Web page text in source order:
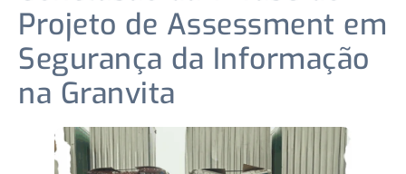
Projeto de Assessment em
Segurança da Informação
na Granvita